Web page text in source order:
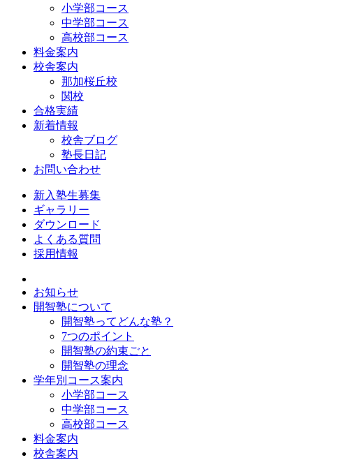
小学部コース
中学部コース
高校部コース
料金案内
校舎案内
那加桜丘校
関校
合格実績
新着情報
校舎ブログ
塾長日記
お問い合わせ
新入塾生募集
ギャラリー
ダウンロード
よくある質問
採用情報
お知らせ
開智塾について
開智塾ってどんな塾？
7つのポイント
開智塾の約束ごと
開智塾の理念
学年別コース案内
小学部コース
中学部コース
高校部コース
料金案内
校舎案内